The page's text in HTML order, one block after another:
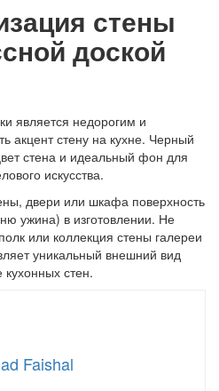
стены
доской
является недорогим и
акцент стену на кухне. Черный
стена и идеальный фон для
искусства.
двери или шкафа поверхность
ужина) в изготовлении. Не
или коллекция стены галереи
уникальный внешний вид
стен.
Faishal